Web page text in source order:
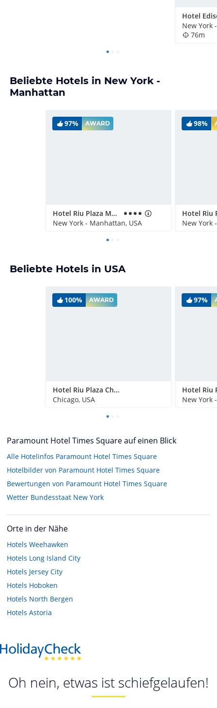
Hotel
New York
76m
Beliebte Hotels in New York -
Manhattan
97% AWARD
Hotel Riu Plaza Manhattan Times Square
New York - Manhattan, USA
98%
New York
Beliebte Hotels in USA
100% AWARD
Hotel Riu Plaza Chicago
Chicago, USA
97%
New York
Paramount Hotel Times Square auf einen Blick
Alle Hotelinfos Paramount Hotel Times Square
Hotelbilder von Paramount Hotel Times Square
Bewertungen von Paramount Hotel Times Square
Wetter Bundesstaat New York
Orte in der Nähe
Hotels Weehawken
Hotels Long Island City
Hotels Jersey City
Hotels Hoboken
Hotels North Bergen
Hotels Astoria
Oh nein, etwas ist schiefgelaufen!